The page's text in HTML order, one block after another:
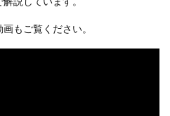
もご覧ください。